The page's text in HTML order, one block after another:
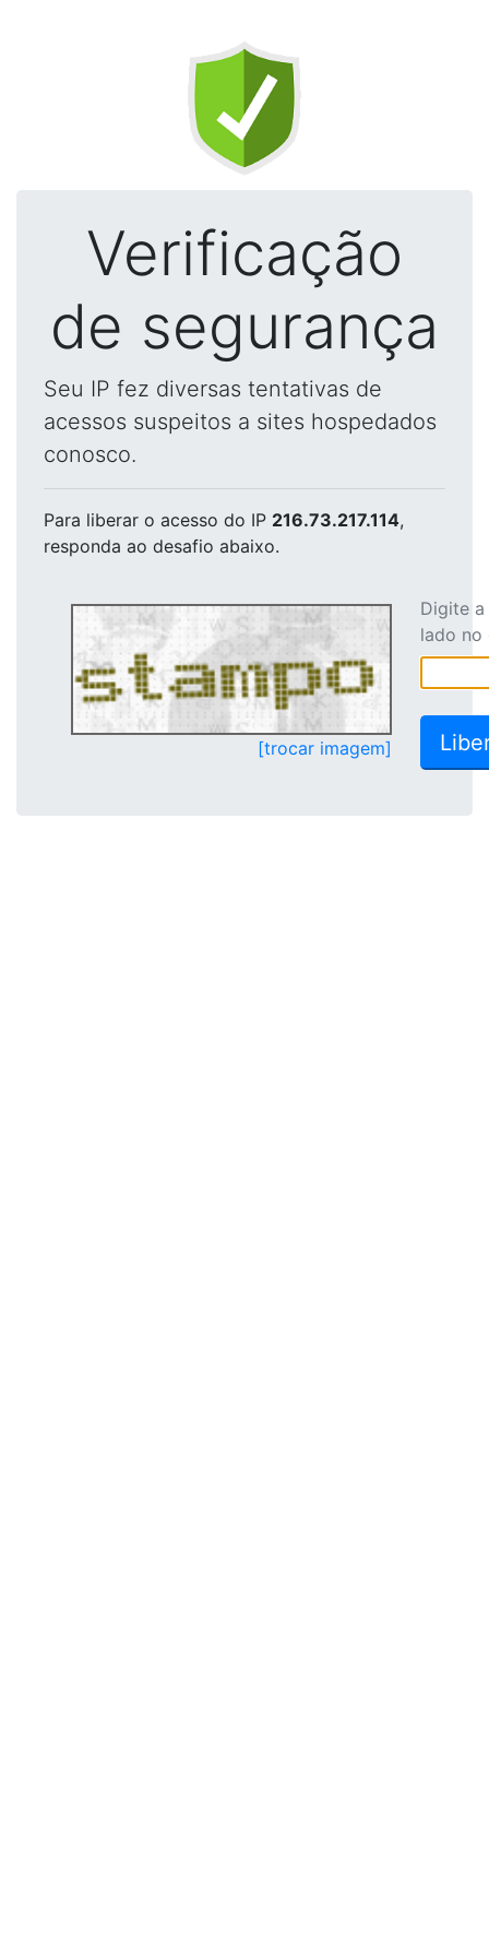
Verificação
de segurança
Seu IP fez diversas tentativas de
acessos suspeitos a sites hospedados
conosco.
Para liberar o acesso do IP 216.73.217.114,
responda ao desafio abaixo.
[trocar imagem]
Digite
lado no